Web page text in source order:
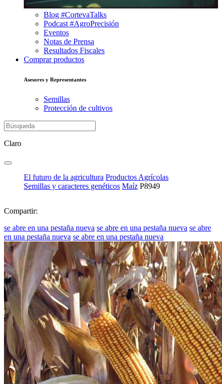
Blog #CortevaTalks
Podcast #AgroPrecisión
Eventos
Notas de Prensa
Resultados Fiscales
Comprar productos
Asesores y Representantes
Semillas
Protección de cultivos
Claro
El futuro de la agricultura Productos Agrícolas
Semillas y caracteres genéticos Maíz P8949
Compartir:
se abre en una pestaña nueva se abre en una pestaña nueva se abre
en una pestaña nueva se abre en una pestaña nueva